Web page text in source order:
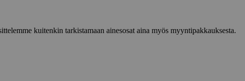
kuitenkin tarkistamaan ainesosat aina myös myyntipakkauksesta.